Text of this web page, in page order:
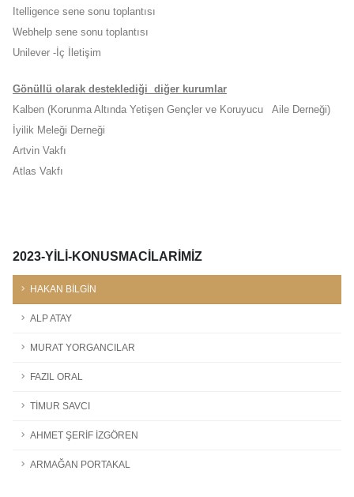
Itelligence sene sonu toplantısı
Webhelp sene sonu toplantısı
Unilever -İç İletişim
Gönüllü olarak desteklediği diğer kurumlar
Kalben (Korunma Altında Yetişen Gençler ve Koruyucu Aile Derneği)
İyilik Meleği Derneği
Artvin Vakfı
Atlas Vakfı
2023-YILI-KONUSMACILARIMIZ
HAKAN BİLGİN
ALP ATAY
MURAT YORGANCILAR
FAZIL ORAL
TİMUR SAVCI
AHMET ŞERİF İZGÖREN
ARMAĞAN PORTAKAL